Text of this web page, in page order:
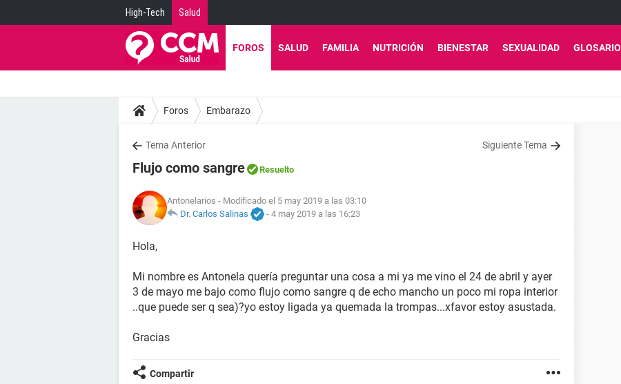
High-Tech Salud
FOROS SALUD FAMILIA NUTRICIÓN BIENESTAR SEXUALIDAD GLOSARIO
Foros Embarazo
Tema Anterior Siguiente Tema
Flujo como sangre Resuelto
Antonelarios - Modificado el 5 may 2019 a las 03:10
Dr. Carlos Salinas
- 4 may 2019 a las 16:23
Hola,
Mi nombre es Antonela quería preguntar una cosa a mi ya me vino el 24 de abril y ayer
3 de mayo me bajo como flujo como sangre q de echo mancho un poco mi ropa interior
..que puede ser q sea)?yo estoy ligada ya quemada la trompas...xfavor estoy asustada.
Gracias
Compartir